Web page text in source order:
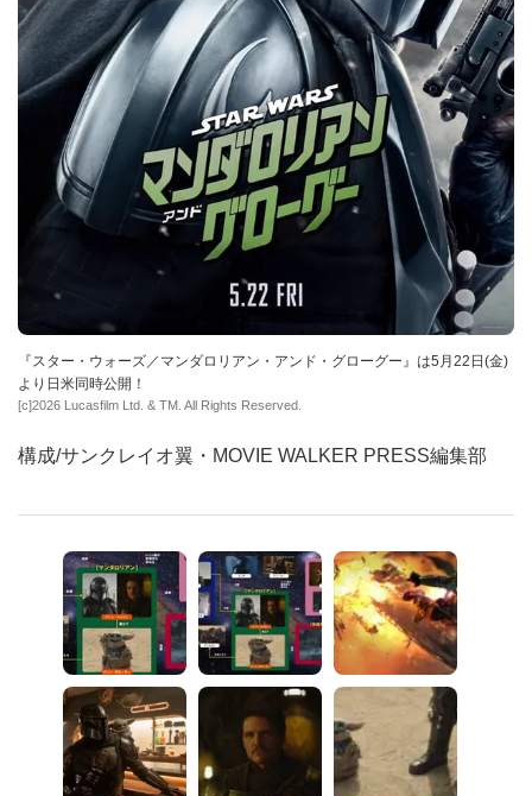
『スター・ウォーズ／マンダロリアン・アンド・グローグー』は5月22日(金)
より日米同時公開！
[c]2026 Lucasfilm Ltd. & TM. All Rights Reserved.
構成/サンクレイオ翼・MOVIE WALKER PRESS編集部